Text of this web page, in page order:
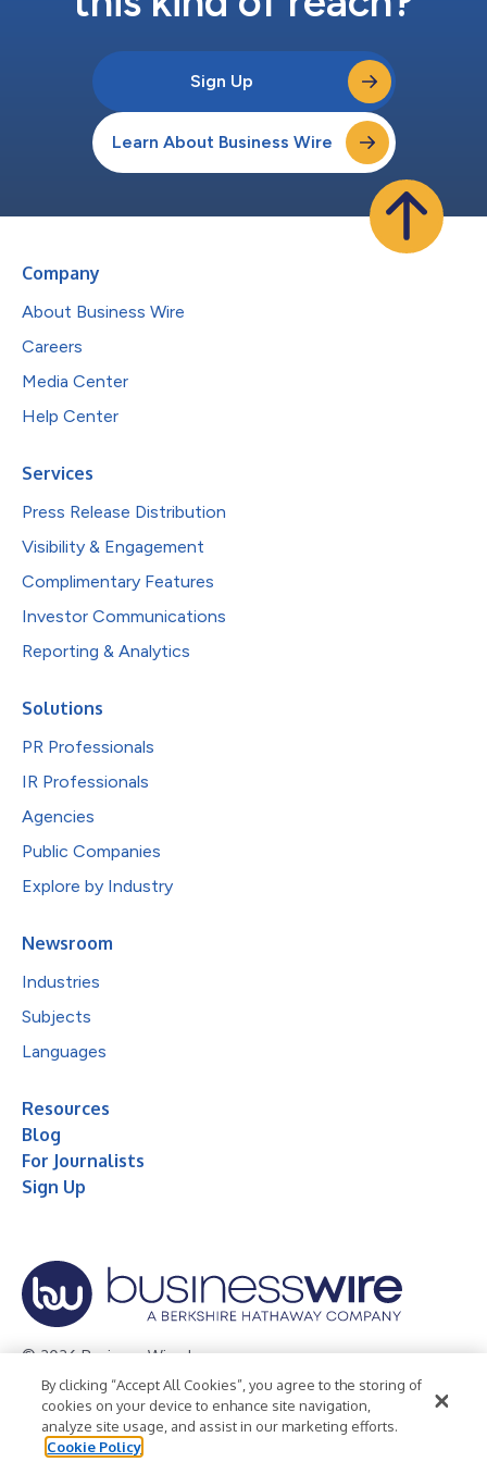
Sign Up
Learn About Business Wire
Company
About Business Wire
Careers
Media Center
Help Center
Services
Press Release Distribution
Visibility & Engagement
Complimentary Features
Investor Communications
Reporting & Analytics
Solutions
PR Professionals
IR Professionals
Agencies
Public Companies
Explore by Industry
Newsroom
Industries
Subjects
Languages
Resources
Blog
For Journalists
Sign Up
© 2026 Business Wire, Inc.
Privacy Policy Cookie Policy
Accessibility Statement
Terms of Use
Legal
By clicking “Accept All Cookies”, you agree to the storing of
cookies on your device to enhance site navigation,
analyze site usage, and assist in our marketing efforts.
Cookie Policy